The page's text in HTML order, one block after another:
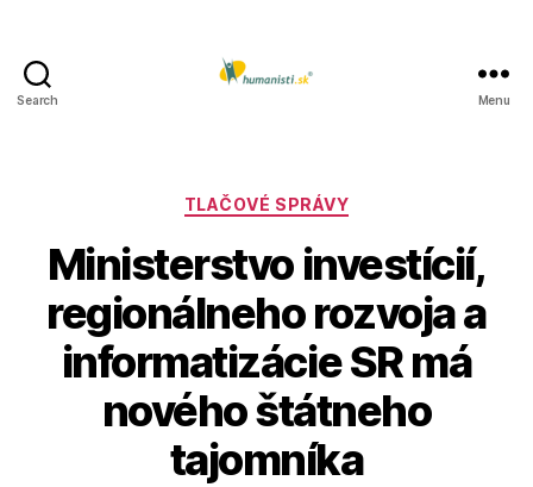
Search Menu
Kategórie
TLAČOVÉ SPRÁVY
Ministerstvo investícií,
regionálneho rozvoja a
informatizácie SR má
nového štátneho
tajomníka